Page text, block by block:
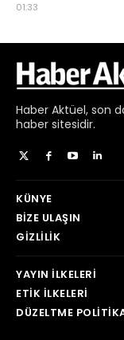
01:33
Haber Aktüel, son
haber sitesidir.
KÜNYE
BIZE ULAŞIN
GIZLILIK
YAYIN İLKELERI
ETIK İLKELERI
DÜZELTME